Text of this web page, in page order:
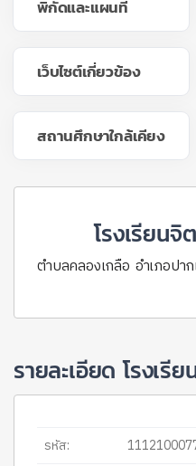
พิกัดและแผนที่
เว็บไซต์เกี่ยวข้อง
สถานศึกษาใกล้เคียง
โรงเรียน
ตำบลคลองเกลือ อำเภอป
รายละเอียด โรงเรี
รหัส: